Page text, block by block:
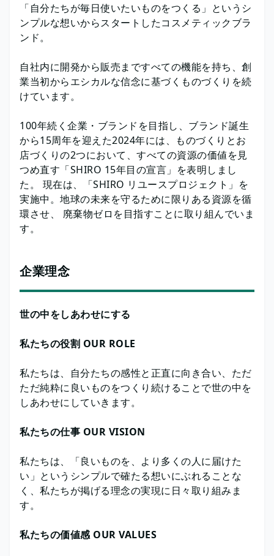
「自分たちが毎日使いたいものをつくる」というシ
ンプルな想いからスタートしたコスメティックブラ
ンド。
自社内に開発から販売まですべての機能を持ち、創
業当初からエシカルな信念に基づくものづくりを続
けています。
100年続く企業・ブランドを目指し、ブランド誕生
から15周年を迎えた2024年には、ものづくりとお
店づくりの2つにおいて、すべての資源の価値を見
つめ直す「SHIRO 15年目の宣言」を表明しまし
た。 現在は、「SHIRO リユースプロジェクト」を
実施中。地球の未来を守るために限りある資源を循
環させ、 廃棄物ゼロを目指すことに取り組んでいま
す。
企業理念
世の中をしあわせにする
私たちの役割 OUR ROLE
私たちは、自分たちの感性と正直に向き合い、ただ
ただ純粋に良いものをつくり続けることで世の中を
しあわせにしていきます。
私たちの仕事 OUR VISION
私たちは、「良いものを、より多くの人に届けた
い」というシンプルで確たる想いにぶれることな
く、私たちが掲げる理念の実現に日々取り組みま
す。
私たちの価値感 OUR VALUES